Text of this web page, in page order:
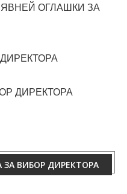
ОГЛАШКИ ЗА
ДИРЕКТОРА
ВИБОР ДИРЕКТОРА